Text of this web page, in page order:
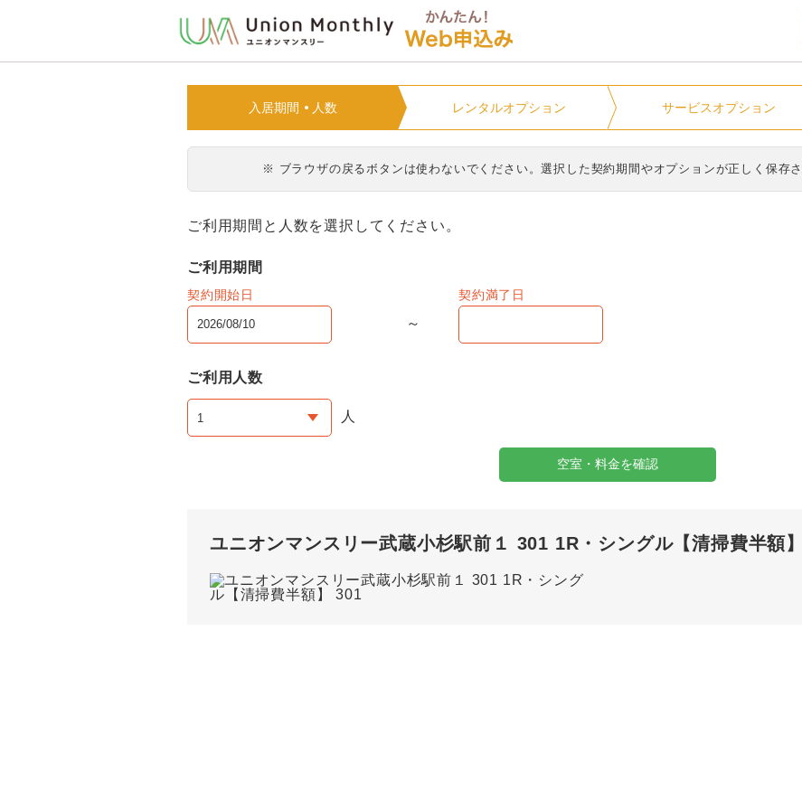
ユニオンマンスリー
入居期間 人数 レンタルオプション サービスオプション
※ ブラウザの戻るボタンは使わないでください。選択した契約期間やオプションが正しく保存
ご利用期間と人数を選択してください。
ご利用期間
契約開始日 契約満了日
ご利用人数
人
空室・料金を確認
ユニオンマンスリー武蔵小杉駅前１ 301 1R・シングル【清掃費半額